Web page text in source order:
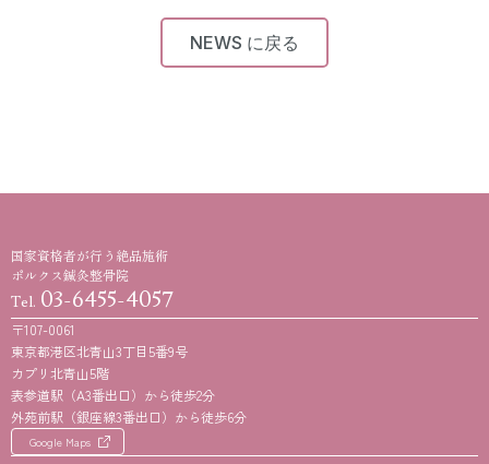
NEWS に戻る
国家資格者が行う絶品施術
ポルクス鍼灸整骨院
Tel. 03-6455-4057
〒107-0061
東京都港区北青山3丁目5番9号
カプリ北青山5階
表参道駅（A3番出口）から徒歩2分
外苑前駅（銀座線3番出口）から徒歩6分
Google Maps